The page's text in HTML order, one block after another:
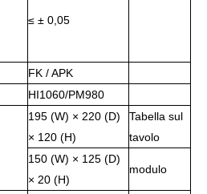
≤ ± 0,05
FK / APK
HI1060/PM980
195 (W) × 220 (D)
× 120 (H)
Tabella sul
tavolo
150 (W) × 125 (D)
× 20 (H)
modulo